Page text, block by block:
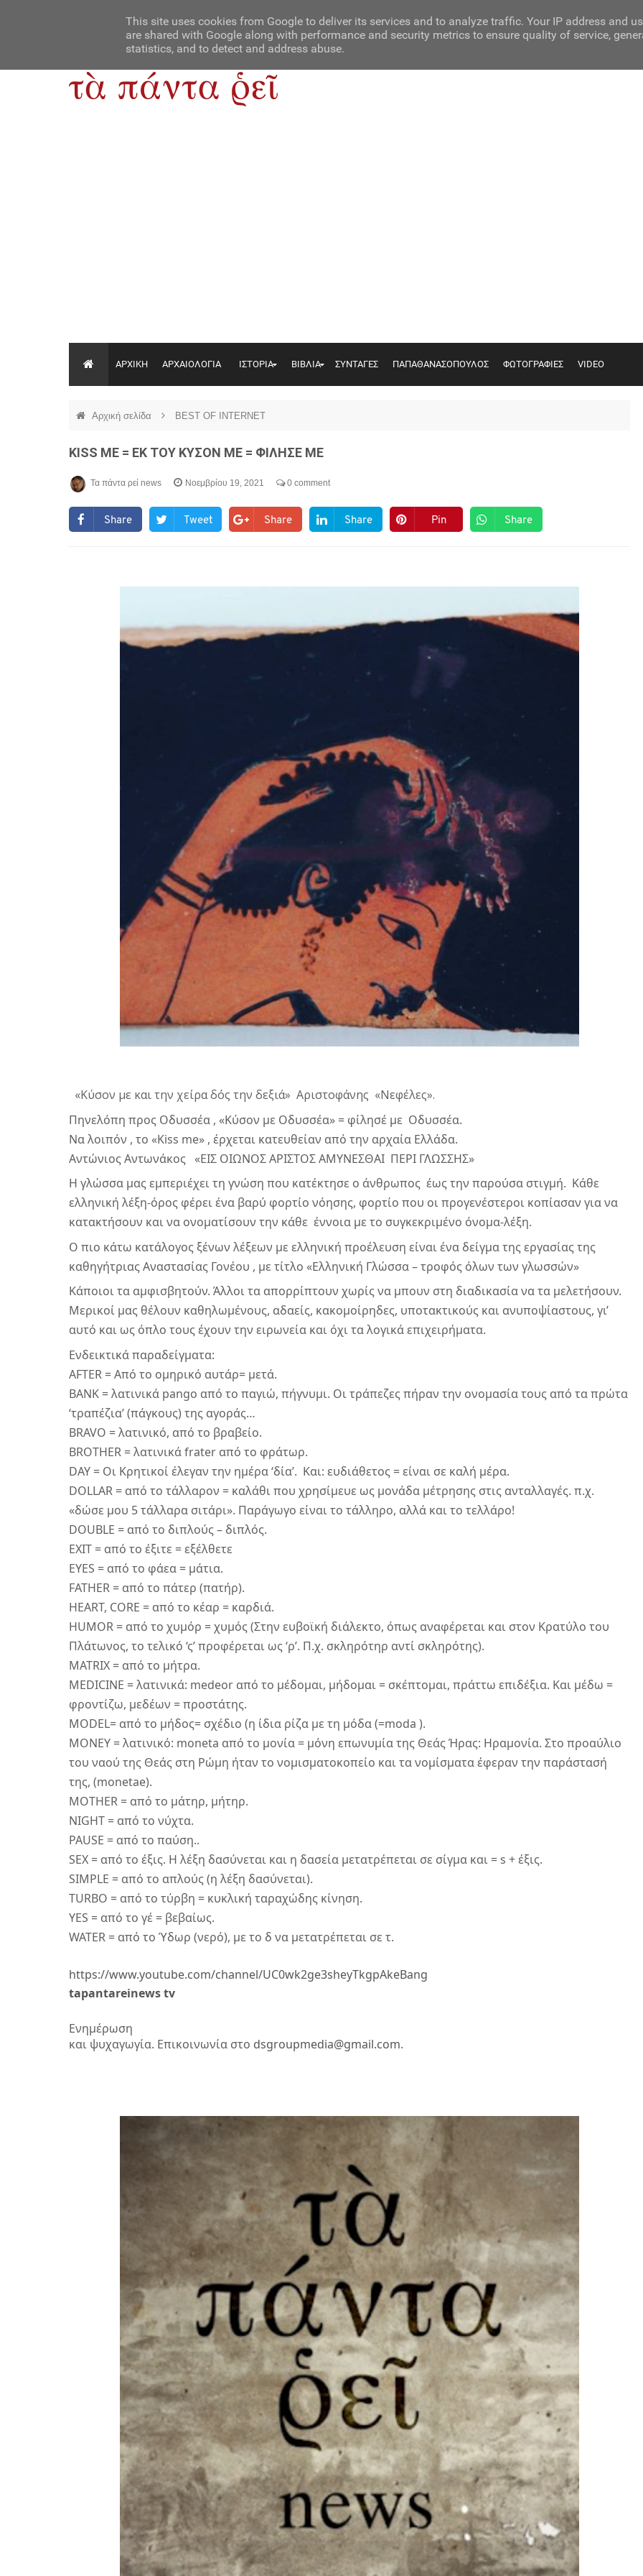
Contact Us About Us
ΑΡΧΙΚΗ ΑΡΧΑΙΟΛΟΓΙΑ ΙΣΤΟΡΙΑ ΒΙΒΛΙΑ ΣΥΝΤΑΓΕΣ ΠΑΠΑΘΑΝΑΣΟΠΟΥΛΟΣ ΦΩΤΟΓΡΑΦΙΕΣ VIDEO
Αρχική σελίδα BEST OF INTERNET
KISS ME = ΕΚ ΤΟΥ ΚΥΣΟΝ ΜΕ = ΦΙΛΗΣΕ ΜΕ
Τα πάντα ρεί news Νοεμβρίου 19, 2021 0 comment
Share Tweet Share Share Pin Share
«Κύσον με και την χείρα δός την δεξιά»  Αριστοφάνης  «Νεφέλες».
Πηνελόπη προς Οδυσσέα , «Κύσον με Οδυσσέα» = φίλησέ με  Οδυσσέα.
Να λοιπόν , το «Kiss me» , έρχεται κατευθείαν από την αρχαία Ελλάδα.
Αντώνιος Αντωνάκος   «ΕΙΣ ΟΙΩΝΟΣ ΑΡΙΣΤΟΣ ΑΜΥΝΕΣΘΑΙ  ΠΕΡΙ ΓΛΩΣΣΗΣ»
Η γλώσσα μας εμπεριέχει τη γνώση που κατέκτησε ο άνθρωπος  έως την παρούσα στιγμή.  Κάθε
ελληνική λέξη-όρος φέρει ένα βαρύ φορτίο νόησης, φορτίο που οι προγενέστεροι κοπίασαν για να
κατακτήσουν και να ονοματίσουν την κάθε  έννοια με το συγκεκριμένο όνομα-λέξη.
Ο πιο κάτω κατάλογος ξένων λέξεων με ελληνική προέλευση είναι ένα δείγμα της εργασίας της
καθηγήτριας Αναστασίας Γονέου , με τίτλο «Ελληνική Γλώσσα – τροφός όλων των γλωσσών»
Κάποιοι τα αμφισβητούν. Άλλοι τα απορρίπτουν χωρίς να μπουν στη διαδικασία να τα μελετήσουν.
Μερικοί μας θέλουν καθηλωμένους, αδαείς, κακομοίρηδες, υποτακτικούς και ανυποψίαστους, γι’
αυτό και ως όπλο τους έχουν την ειρωνεία και όχι τα λογικά επιχειρήματα.
Ενδεικτικά παραδείγματα:
AFTER = Από το ομηρικό αυτάρ= μετά.
BANK = λατινικά pango από το παγιώ, πήγνυμι. Οι τράπεζες πήραν την ονομασία τους από τα πρώτα
‘τραπέζια’ (πάγκους) της αγοράς…
BRAVO = λατινικό, από το βραβείο.
BROTHER = λατινικά frater από το φράτωρ.
DAY = Οι Κρητικοί έλεγαν την ημέρα ‘δία’.  Και: ευδιάθετος = είναι σε καλή μέρα.
DOLLAR = από το τάλλαρον = καλάθι που χρησίμευε ως μονάδα μέτρησης στις ανταλλαγές. π.χ.
«δώσε μου 5 τάλλαρα σιτάρι». Παράγωγο είναι το τάλληρο, αλλά και το τελλάρo!
DOUBLE = από το διπλούς – διπλός.
EXIT = από το έξιτε = εξέλθετε
EYES = από το φάεα = μάτια.
FATHER = από το πάτερ (πατήρ).
HEART, CORE = από το κέαρ = καρδιά.
HUMOR = από το χυμόρ = χυμός (Στην ευβοϊκή διάλεκτο, όπως αναφέρεται και στον Κρατύλο του
Πλάτωνος, το τελικό ‘ς’ προφέρεται ως ‘ρ’. Π.χ. σκληρότηρ αντί σκληρότης).
MATRIX = από το μήτρα.
MEDICINE = λατινικά: medeor από το μέδομαι, μήδομαι = σκέπτομαι, πράττω επιδέξια. Και μέδω =
φροντίζω, μεδέων = προστάτης.
MODEL= από το μήδος= σχέδιο (η ίδια ρίζα με τη μόδα (=moda ).
MONEY = λατινικό: moneta από το μονία = μόνη επωνυμία της Θεάς Ήρας: Ηραμονία. Στο προαύλιο
του ναού της Θεάς στη Ρώμη ήταν το νομισματοκοπείο και τα νομίσματα έφεραν την παράστασή
της, (monetae).
MOTHER = από το μάτηρ, μήτηρ.
NIGHT = από το νύχτα.
PAUSE = από το παύση..
SEX = από το έξις. Η λέξη δασύνεται και η δασεία μετατρέπεται σε σίγμα και = s + έξις.
SIMPLE = από το απλούς (η λέξη δασύνεται).
TURBO = από το τύρβη = κυκλική ταραχώδης κίνηση.
YES = από το γέ = βεβαίως.
WATER = από το Ύδωρ (νερό), με το δ να μετατρέπεται σε τ.
https://www.youtube.com/channel/UC0wk2ge3sheyTkgpAkeBang
tapantareinewstv
Ενημέρωση
και ψυχαγωγία. Επικοινωνία στο dsgroupmedia@gmail.com.
This site uses cookies from Google to deliver its services and to analyze traffic. Your IP address and
are shared with Google along with performance and security metrics to ensure quality of service,
statistics, and to detect and address abuse.